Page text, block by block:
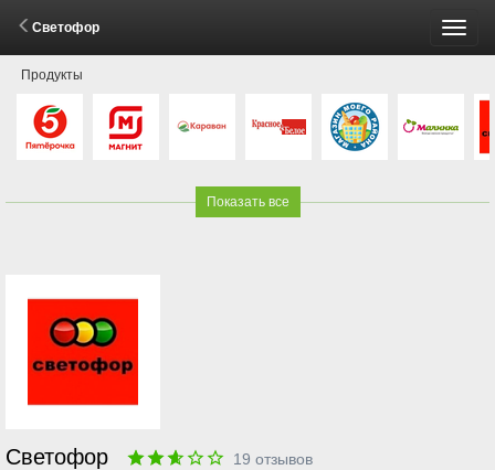
Светофор
Продукты
Показать все
Светофор 19 отзывов